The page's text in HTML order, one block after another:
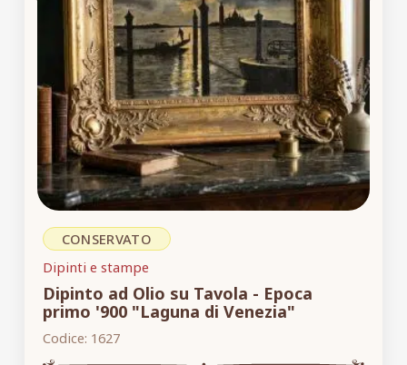
CONSERVATO
Dipinti e stampe
Dipinto ad Olio su Tavola - Epoca
primo '900 "Laguna di Venezia"
Codice: 1627